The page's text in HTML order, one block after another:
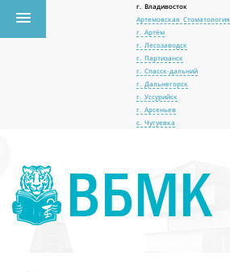
г. Владивосток
Артемовская Стоматология
г. Артём
г. Лесозаводск
г. Партизанск
г. Спасск-дальний
г. Дальнегорск
г. Уссурийск
г. Арсеньев
с. Чугуевка